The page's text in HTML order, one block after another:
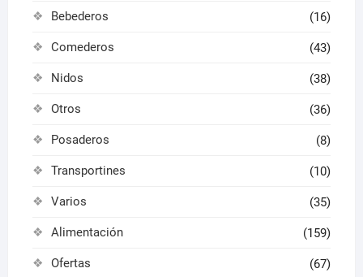
Bebederos (16)
Comederos (43)
Nidos (38)
Otros (36)
Posaderos (8)
Transportines (10)
Varios (35)
Alimentación (159)
Ofertas (67)